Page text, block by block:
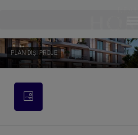
PLAN DIŞI PROJE